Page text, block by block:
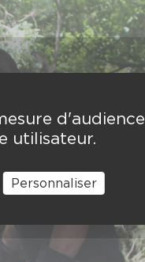
utilisateur.
Personnaliser